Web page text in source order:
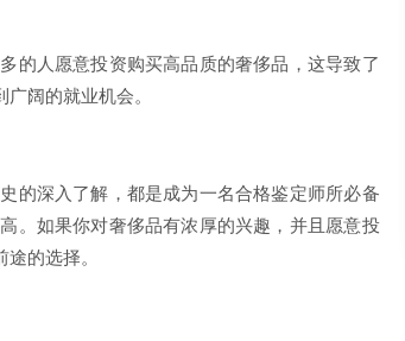
的人愿意投资购买高品质的奢侈品，这导致了
阔的就业机会。
的深入了解，都是成为一名合格鉴定师所必备
。如果你对奢侈品有浓厚的兴趣，并且愿意投
的选择。